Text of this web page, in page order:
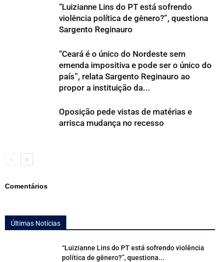
“Luizianne Lins do PT está sofrendo
violência política de gênero?”, questiona
Sargento Reginauro
“Ceará é o único do Nordeste sem
emenda impositiva e pode ser o único do
país”, relata Sargento Reginauro ao
propor a instituição da...
Oposição pede vistas de matérias e
arrisca mudança no recesso
Comentários
Últimas Notícias
“Luizianne Lins do PT está sofrendo violência
política de gênero?”, questiona...